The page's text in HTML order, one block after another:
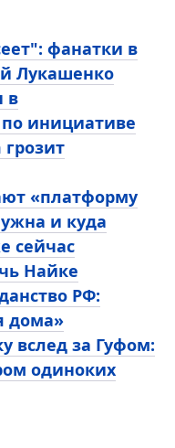
фанатки в
Лукашенко
в
инициативе
«платформу
и куда
сейчас
Найке
РФ:
дома»
вслед за Гуфом:
одиноких